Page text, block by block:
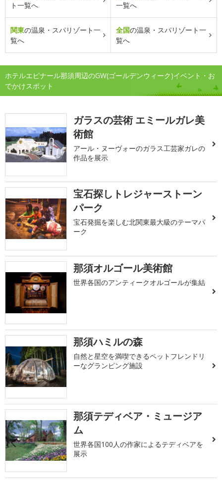
ト一覧へ
一覧へ
関東の温泉・スパリゾート一
覧へ
全国の温泉・スパリゾート一
覧へ
ホテルエピナール那須周辺のGW(ゴールデンウィーク)イベント・お
でかけスポット
ガラスの芸術 エミールガレ美
術館
アール・ヌーヴォーのガラス工芸家ガレの
作品を展示
宝石探しトレジャーストーン
パーク
宝石発掘を楽しむ北関東最大級のテーマパ
ーク
那須オルゴール美術館
世界各国のアンティークオルゴールが集結
那須ハミルの森
自然と星空を満喫できるペットフレンドリ
ーなグランピング施設
那須テディベア・ミュージア
ム
世界各国100人の作家によるテディベアを
展示